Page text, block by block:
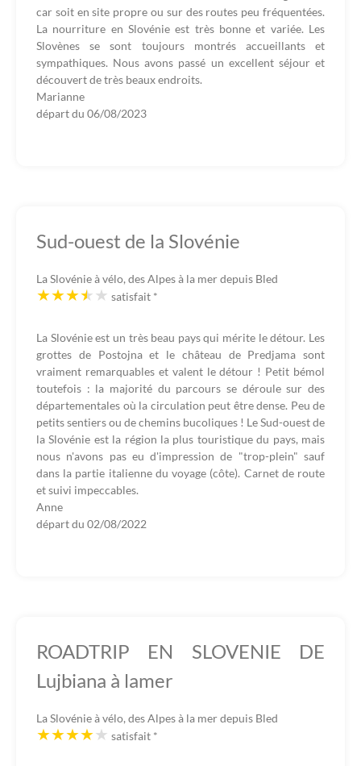
car soit en site propre ou sur des routes peu fréquentées.
La nourriture en Slovénie est très bonne et variée. Les
Slovènes se sont toujours montrés accueillants et
sympathiques. Nous avons passé un excellent séjour et
découvert de très beaux endroits.
Marianne
départ du 06/08/2023
Sud-ouest de la Slovénie
La Slovénie à vélo, des Alpes à la mer depuis Bled
satisfait *
La Slovénie est un très beau pays qui mérite le détour. Les
grottes de Postojna et le château de Predjama sont
vraiment remarquables et valent le détour ! Petit bémol
toutefois : la majorité du parcours se déroule sur des
départementales où la circulation peut être dense. Peu de
petits sentiers ou de chemins bucoliques ! Le Sud-ouest de
la Slovénie est la région la plus touristique du pays, mais
nous n'avons pas eu d'impression de "trop-plein" sauf
dans la partie italienne du voyage (côte). Carnet de route
et suivi impeccables.
Anne
départ du 02/08/2022
ROADTRIP EN SLOVENIE DE
Lujbiana à lamer
La Slovénie à vélo, des Alpes à la mer depuis Bled
satisfait *